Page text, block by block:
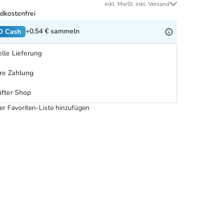
inkl. MwSt. inkl. Versand
Cash +0,54 € sammeln
Lieferung
Zahlung
Shop
Favoriten-Liste hinzufügen